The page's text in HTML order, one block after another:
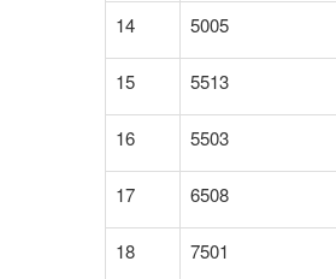
14 5005
15 5513
16 5503
17 6508
18 7501